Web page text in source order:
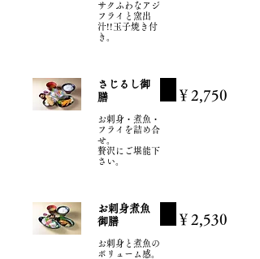
サクふわなアジ
フライと窯出
汁!!玉子焼き付
き。
さじるし御
膳
お刺身・煮魚・
フライを詰め合
せ。
贅沢にご堪能下
さい。
￥2,750
お刺身煮魚
御膳
お刺身と煮魚の
ボリューム感。
￥2,530